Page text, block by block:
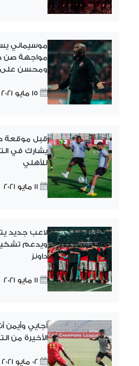
مواجهة صن
ومحسن على
15 مايو 2021
قبل موقعة
يشارك في
للأهلي
11 مايو 2021
لاعب جديد
ويدعم
داونز
11 مايو 2021
أجايي وأيمن
الأخيرة من
02 مايو 2021